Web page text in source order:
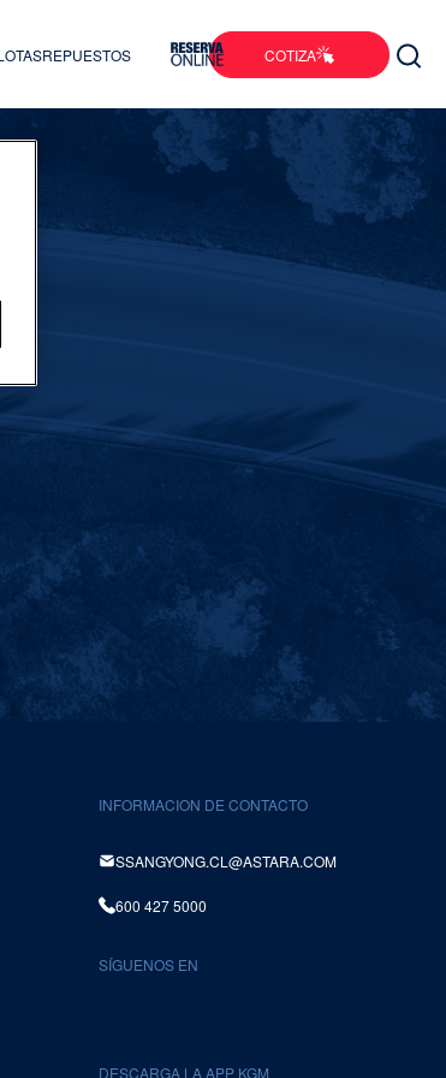
REPUESTOS COTIZA
INFORMACION DE CONTACTO
SSANGYONG.CL@ASTARA.COM
600 427 5000
SÍGUENOS EN
DESCARGA LA APP KGM